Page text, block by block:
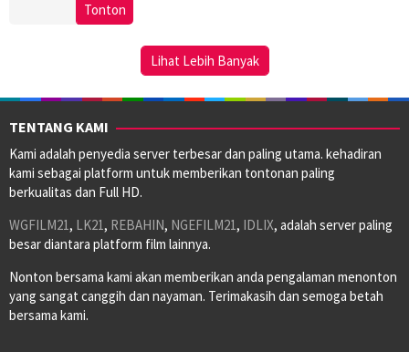
Nov
Mert
Baykal
Tonton
Lihat Lebih Banyak
TENTANG KAMI
Kami adalah penyedia server terbesar dan paling utama. kehadiran
kami sebagai platform untuk memberikan tontonan paling
berkualitas dan Full HD.
WGFILM21, LK21, REBAHIN, NGEFILM21, IDLIX, adalah server paling
besar diantara platform film lainnya.
Nonton bersama kami akan memberikan anda pengalaman menonton
yang sangat canggih dan nayaman. Terimakasih dan semoga betah
bersama kami.